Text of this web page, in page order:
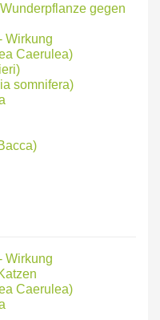
gegen
Wirkung
Caerulea)
somnifera)
Wirkung
Caerulea)